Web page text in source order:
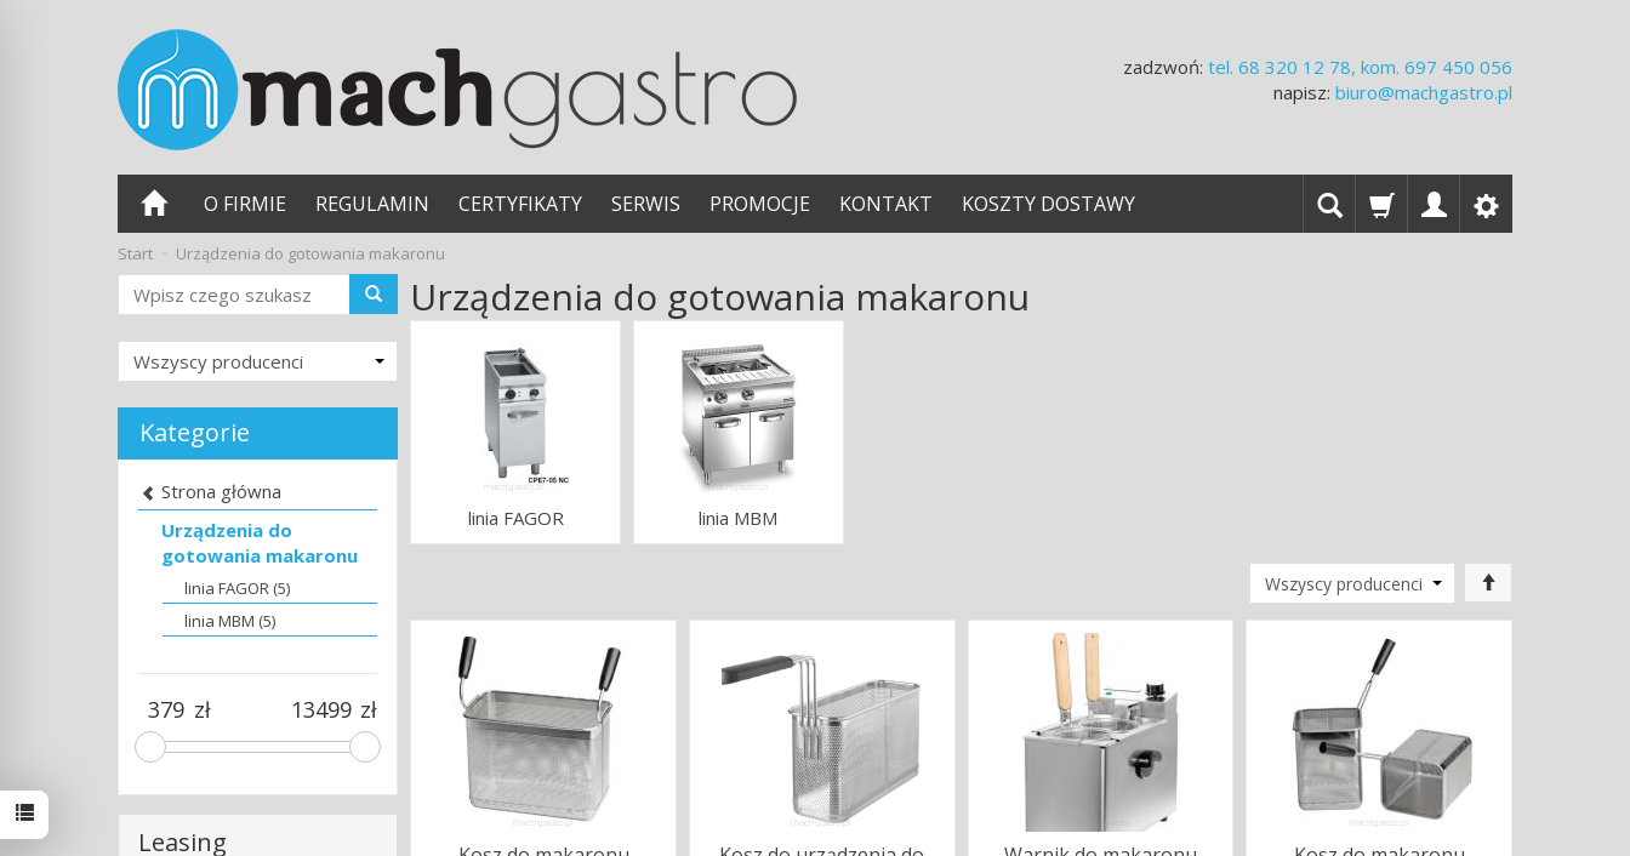
zadzwoń: tel. 68 320 12 78, kom. 697 450 056
napisz: biuro@machgastro.pl
O FIRMIE REGULAMIN CERTYFIKATY SERWIS PROMOCJE KONTAKT KOSZTY DOSTAWY
Start Urządzenia do gotowania makaronu
Urządzenia do gotowania makaronu
linia FAGOR linia MBM
Wyszukaj
Kategorie
Strona główna
Urządzenia do
gotowania makaronu
linia FAGOR (5)
linia MBM (5)
zł zł
Leasing